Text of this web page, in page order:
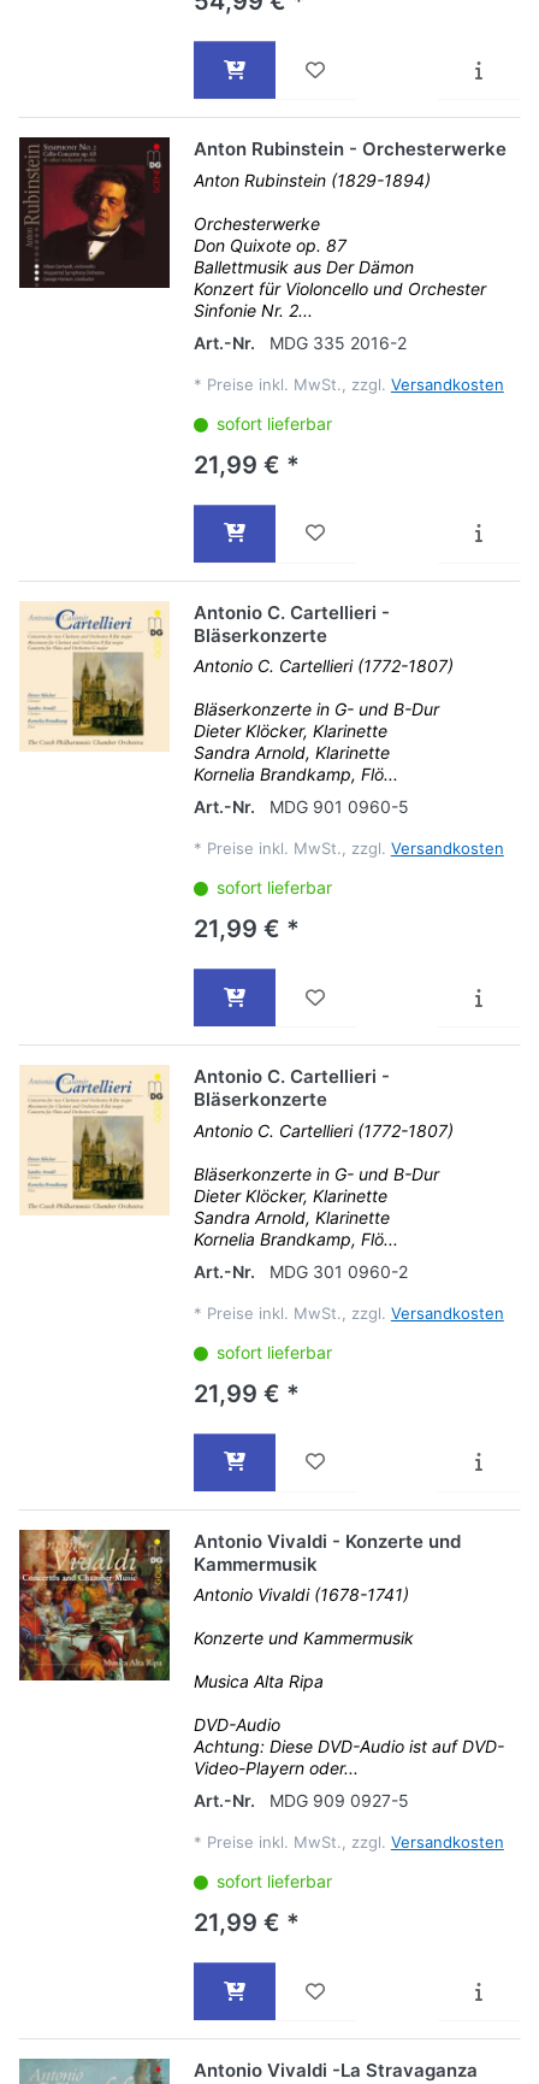
Anton Rubinstein - Orchesterwerke
Anton Rubinstein (1829-1894)
Orchesterwerke
Don Quixote op. 87
Ballettmusik aus Der Dämon
Konzert für Violoncello und Orchester
Sinfonie Nr. 2...
Art.-Nr.
MDG 335 2016-2
* Preise inkl. MwSt., zzgl. Versandkosten
sofort lieferbar
21,99 € *
Antonio C. Cartellieri -
Bläserkonzerte
Antonio C. Cartellieri (1772-1807)
Bläserkonzerte in G- und B-Dur
Dieter Klöcker, Klarinette
Sandra Arnold, Klarinette
Kornelia Brandkamp, Flö...
Art.-Nr.
MDG 901 0960-5
* Preise inkl. MwSt., zzgl. Versandkosten
sofort lieferbar
21,99 € *
Antonio C. Cartellieri -
Bläserkonzerte
Antonio C. Cartellieri (1772-1807)
Bläserkonzerte in G- und B-Dur
Dieter Klöcker, Klarinette
Sandra Arnold, Klarinette
Kornelia Brandkamp, Flö...
Art.-Nr.
MDG 301 0960-2
* Preise inkl. MwSt., zzgl. Versandkosten
sofort lieferbar
21,99 € *
Antonio Vivaldi - Konzerte und
Kammermusik
Antonio Vivaldi (1678-1741)
Konzerte und Kammermusik
Musica Alta Ripa
DVD-Audio
Achtung: Diese DVD-Audio ist auf DVD-
Video-Playern oder...
Art.-Nr.
MDG 909 0927-5
* Preise inkl. MwSt., zzgl. Versandkosten
sofort lieferbar
21,99 € *
Antonio Vivaldi -La Stravaganza